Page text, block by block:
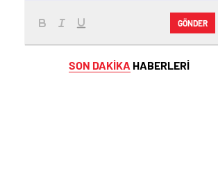
GÖNDER
SON DAKİKA HABERLERİ